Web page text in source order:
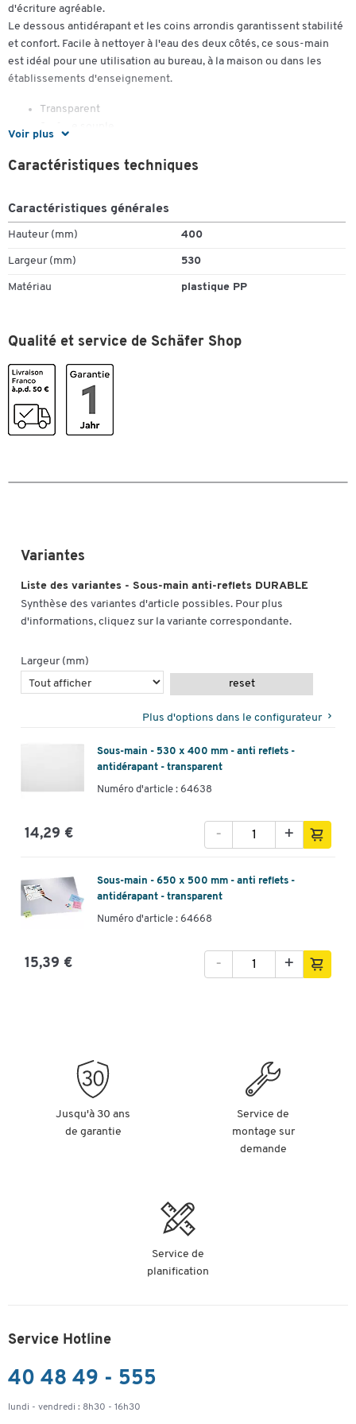
Voir plus
d'écriture agréable.
Le dessous antidérapant et les coins arrondis garantissent stabilité
et confort. Facile à nettoyer à l'eau des deux côtés, ce sous-main
est idéal pour une utilisation au bureau, à la maison ou dans les
établissements d'enseignement.
Transparent
Surface souple
Caractéristiques techniques
Caractéristiques générales
Hauteur (mm) 400
Largeur (mm) 530
Matériau plastique PP
Qualité et service de Schäfer Shop
Variantes
Liste des variantes - Sous-main anti-reflets DURABLE
Synthèse des variantes d'article possibles. Pour plus
d'informations, cliquez sur la variante correspondante.
Largeur (mm)
reset
Plus d'options dans le configurateur
Sous-main - 530 x 400 mm - anti reflets -
antidérapant - transparent
Numéro d'article : 64638
14,29 € +
-
Sous-main - 650 x 500 mm - anti reflets -
antidérapant - transparent
Numéro d'article : 64668
15,39 € +
-
Toucher deux fois pour zoomer
Jusqu'à 30 ans
de garantie
Service de
montage sur
demande
Service de
planification
Service Hotline
40 48 49 - 555
lundi - vendredi : 8h30 - 16h30